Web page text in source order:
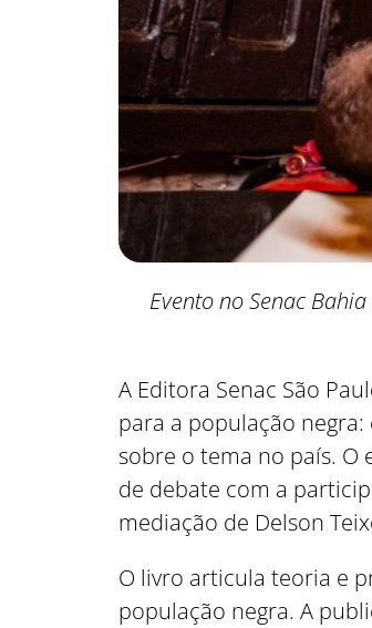
Evento no Senac
A Editora Senac São
para a população
sobre o tema no país. O
de debate com a
mediação de Delson
O livro articula teoria e
população negra. A